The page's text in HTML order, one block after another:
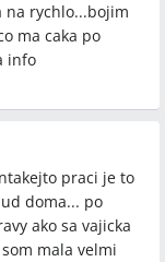
na rychlo...bojim
ma caka po
info
praci je to
doma... po
ako sa vajicka
mala velmi